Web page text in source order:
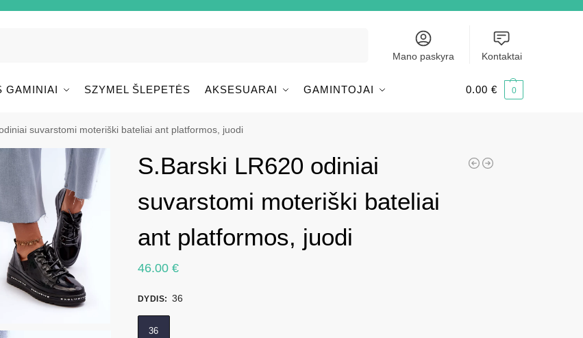
Mano paskyra Kontaktai
GAMINIAI SZYMEL ŠLEPETĖS AKSESUARAI GAMINTOJAI 0.00 € 0
suvarstomi moteriški bateliai ant platformos, juodi
S.Barski LR620 odiniai
suvarstomi moteriški bateliai
ant platformos, juodi
46.00 €
DYDIS: 36
36